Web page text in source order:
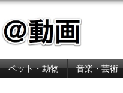
ペット・動物 音楽・芸術